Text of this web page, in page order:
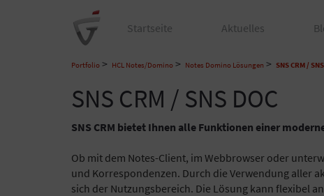
Startseite Aktuelles
Portfolio > HCL Notes/Domino > Notes Domino Lösungen > SNS CRM /
SNS CRM / SNS DOC
SNS CRM bietet Ihnen alle Funktionen einer
Ob mit dem Notes-Client, im Webbrowser oder
und Korrespondenzen. Durch die Verwendung aller
sich der Nutzungsbereich. Die Lösung kann flexibel